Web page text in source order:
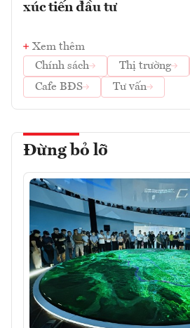
xúc tiến đầu tư
Xem thêm
Chính sách
Thị trường
Cafe BĐS
Tư vấn
Đừng bỏ lỡ